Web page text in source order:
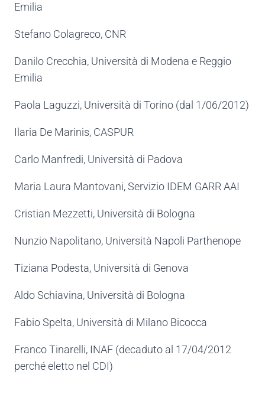
Emilia
Stefano Colagreco, CNR
Danilo Crecchia, Università di Modena e Reggio
Emilia
Paola Laguzzi, Università di Torino (dal 1/06/2012)
Ilaria De Marinis, CASPUR
Carlo Manfredi, Università di Padova
Maria Laura Mantovani, Servizio IDEM GARR AAI
Cristian Mezzetti, Università di Bologna
Nunzio Napolitano, Università Napoli Parthenope
Tiziana Podesta, Università di Genova
Aldo Schiavina, Università di Bologna
Fabio Spelta, Università di Milano Bicocca
Franco Tinarelli, INAF (decaduto al 17/04/2012
perché eletto nel CDI)